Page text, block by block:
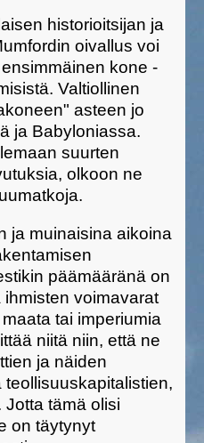
historioitsijan ja
oivallus voi
kone -
Valtiollinen
asteen jo
ja Babyloniassa.
suurten
olkoon ne
ja muinaisina aikoina
päämääränä on
voimavarat
tai imperiumia
niitä niin, että ne
ja näiden
teollisuuskapitalistien,
Jotta tämä olisi
on täytynyt